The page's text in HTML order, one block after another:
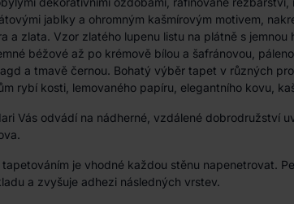
jablky a ohromným kašmírovým motivem,
a zlata. Vzor zlatého lupenu listu na plátně s
béžové až po krémově bílou a šafránovou,
a tmavě černou. Bohatý výběr tapet v různých
rybí kosti, lemovaného papíru, elegantního kovu,
Vás odvádí na nádherné, vzdálené dobrodružství
tapetováním je vhodné každou stěnu napenetrovat.
a zvyšuje adhezi následných vrstev.